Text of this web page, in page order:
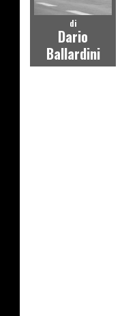
di
Dario
Ballardini